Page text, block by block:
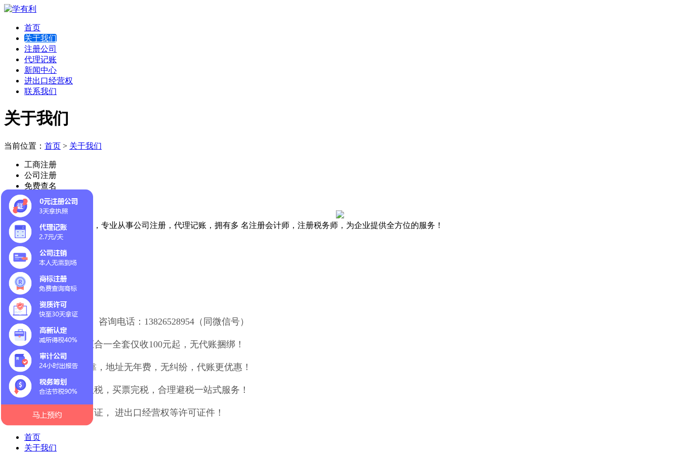
首页
关于我们
注册公司
代理记账
新闻中心
进出口经营权
联系我们
关于我们
当前位置： 首页 > 关于我们
工商注册
公司注册
免费查名
代理记账
深圳学有利会计服务，专业从事公司注册，代理记账，拥有多 名注册会计师，注册税务师，为企业提供全方位的服务！
业务说明
深圳各区全程办理！ 咨询电话：13826528954（同微信号）
1.自有地址注册三证合一全套仅收100元起，无代账捆绑！
2. 无地址可免费挂靠，地址无年费，无纠纷，代账更优惠！
3.资深会计师做账报税，买票完税，合理避税一站式服务！
4.办理食品经营许可证， 进出口经营权等许可证件！
首页
关于我们